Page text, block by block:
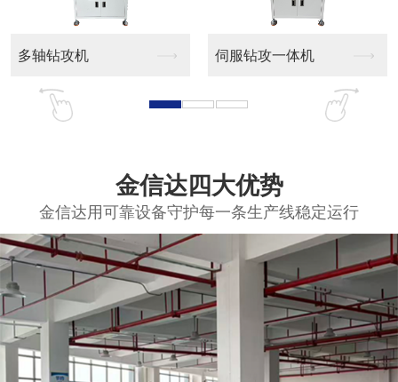
多轴钻攻机 伺服钻攻一体机
金信达四大优势
金信达用可靠设备守护每一条生产线稳定运行